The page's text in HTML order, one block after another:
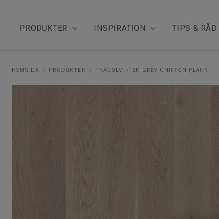
PRODUKTER INSPIRATION TIPS & RÅD
HEMSIDA PRODUKTER TRÄGOLV EK GREY CHIFFON PLANK